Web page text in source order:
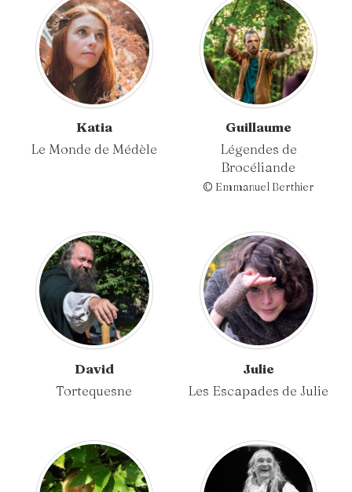
Katia
Le Monde de Médèle
Guillaume
Légendes de
Brocéliande
© Emmanuel Berthier
David
Tortequesne
Julie
Les Escapades de Julie